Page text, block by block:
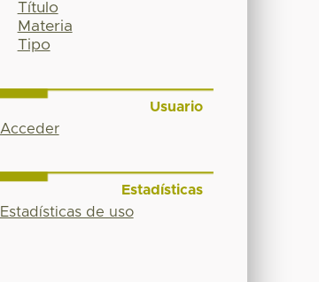
Título
Materia
Tipo
Usuario
Acceder
Estadísticas
Estadísticas de uso